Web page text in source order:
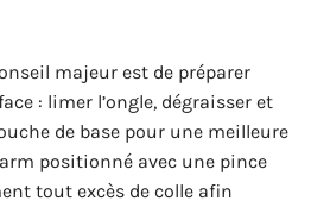
majeur est de préparer
: limer l’ongle, dégraisser et
de base pour une meilleure
positionné avec une pince
tout excès de colle afin